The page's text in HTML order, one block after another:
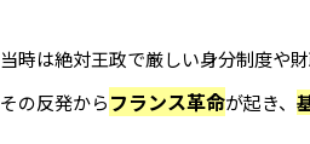
当時は絶対王政で厳しい身分制度や
その反発からフランス革命が起き、